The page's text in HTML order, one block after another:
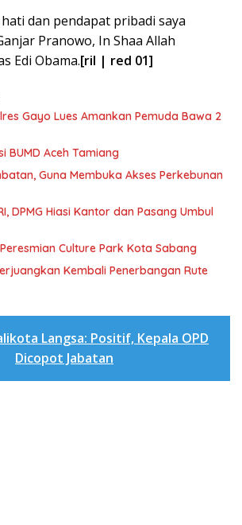
dan pendapat pribadi saya
Pranowo, In Shaa Allah
Edi Obama.[ril | red 01]
Gayo Lues Amankan Pemuda Bawa 2
BUMD Aceh Tamiang
Guna Membuka Akses Perkebunan
DPMG Hiasi Kantor dan Pasang Umbul
Culture Park Kota Sabang
Kembali Penerbangan Rute
Langsa: Positif, Kepala OPD
Dicopot Jabatan